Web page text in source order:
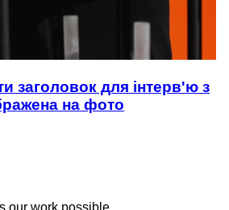
заголовок для інтерв'ю з
на фото
our work possible